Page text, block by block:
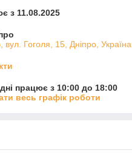
з 11.08.2025
вул. Гоголя, 15, Дніпро, Україна
працює з 10:00 до 18:00
весь графік роботи